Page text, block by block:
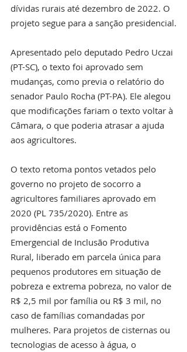
dívidas rurais até dezembro de 2022. O
projeto segue para a sanção presidencial.
Apresentado pelo deputado Pedro Uczai
(PT-SC), o texto foi aprovado sem
mudanças, como previa o relatório do
senador Paulo Rocha (PT-PA). Ele alegou
que modificações fariam o texto voltar à
Câmara, o que poderia atrasar a ajuda
aos agricultores.
O texto retoma pontos vetados pelo
governo no projeto de socorro a
agricultores familiares aprovado em
2020 (PL 735/2020). Entre as
providências está o Fomento
Emergencial de Inclusão Produtiva
Rural, liberado em parcela única para
pequenos produtores em situação de
pobreza e extrema pobreza, no valor de
R$ 2,5 mil por família ou R$ 3 mil, no
caso de famílias comandadas por
mulheres. Para projetos de cisternas ou
tecnologias de acesso à água, o